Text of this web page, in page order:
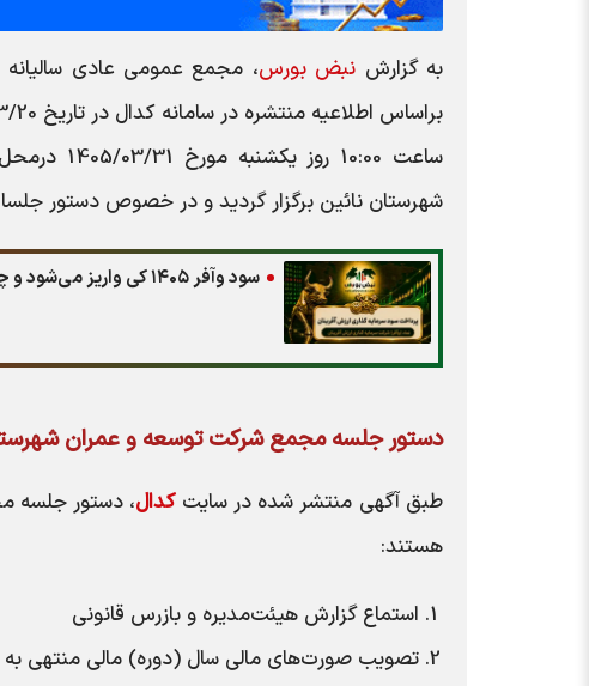
به گزارش نبض بورس، مجمع عمومی عادی
براساس اطلاعیه منتشره در سامانه کدال در تاریخ 20
ساعت 10:00 روز یکشنبه مورخ
1405/03/31
شهرستان نائين برگزار گردید و در خصوص دستور
سود وآفر ۱۴۰۵ کی واریز می‌شود و چقدر است؟
دستور جلسه مجمع شرکت توسعه و عمران
طبق آگهی منتشر شده در سایتکدال، دستور جلسه
هستند:
استماع گزارش هیئت‌مدیره و بازرس قانونی
تصویب صورت‌های مالی سال (دوره) مالی منتهی به